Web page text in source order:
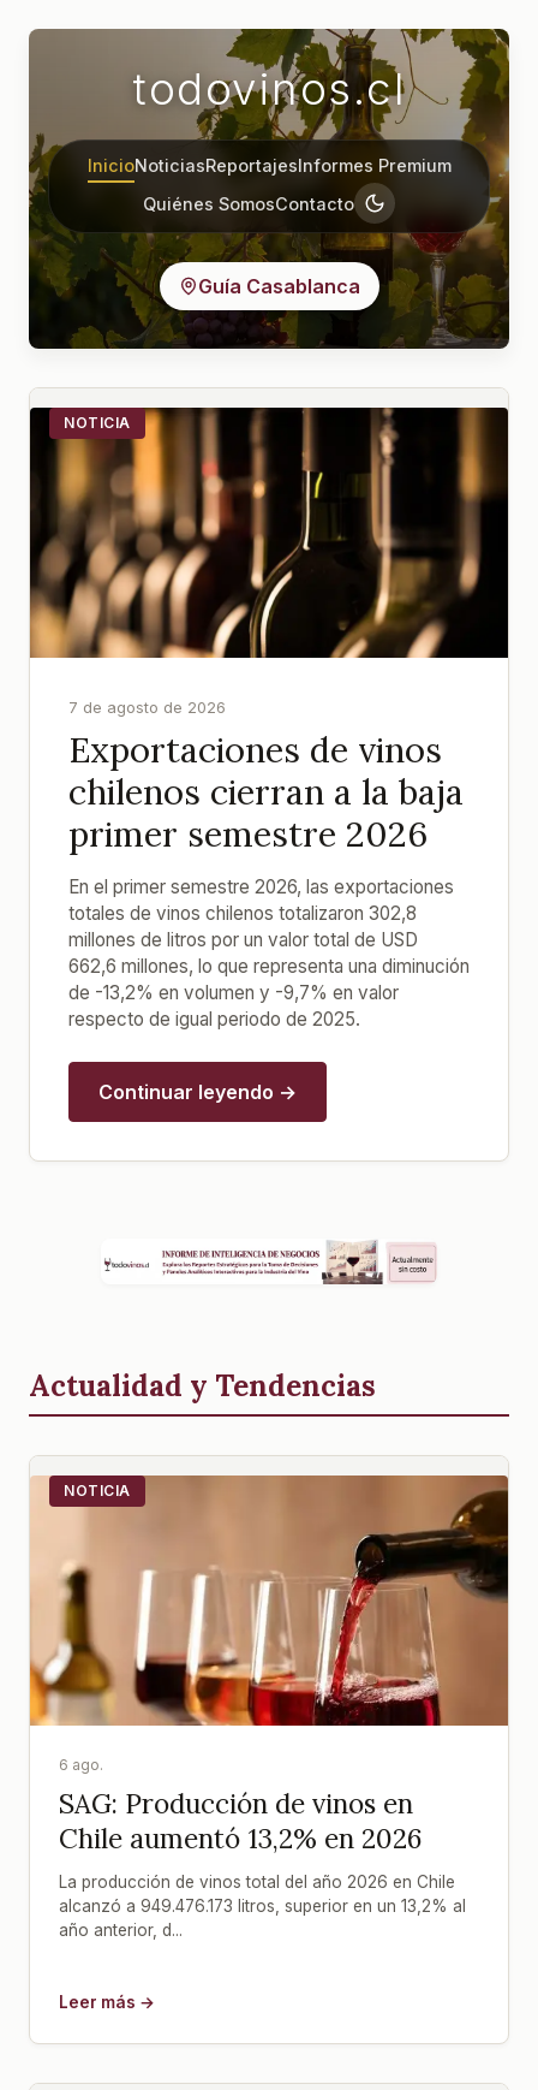
todovinos.cl
InicioNoticiasReportajesInformes Premium
Quiénes SomosContacto
Guía Casablanca
NOTICIA
7 de agosto de 2026
Exportaciones de vinos
chilenos cierran a la baja
primer semestre 2026
En el primer semestre 2026, las exportaciones
totales de vinos chilenos totalizaron 302,8
millones de litros por un valor total de USD
662,6 millones, lo que representa una diminución
de -13,2% en volumen y -9,7% en valor
respecto de igual periodo de 2025.
Continuar leyendo →
Actualidad y Tendencias
NOTICIA
6 ago.
SAG: Producción de vinos en
Chile aumentó 13,2% en 2026
La producción de vinos total del año 2026 en Chile
alcanzó a 949.476.173 litros, superior en un 13,2% al
año anterior, d...
Leer más →